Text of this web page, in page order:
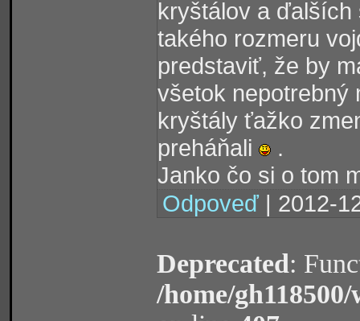
kryštálov a
takého rozmeru
predstaviť, že by
všetok nepotrebný
kryštály ťažko
preháňali
.
Janko čo si o tom
Odpoveď | 2012-
Deprecated:
/home/